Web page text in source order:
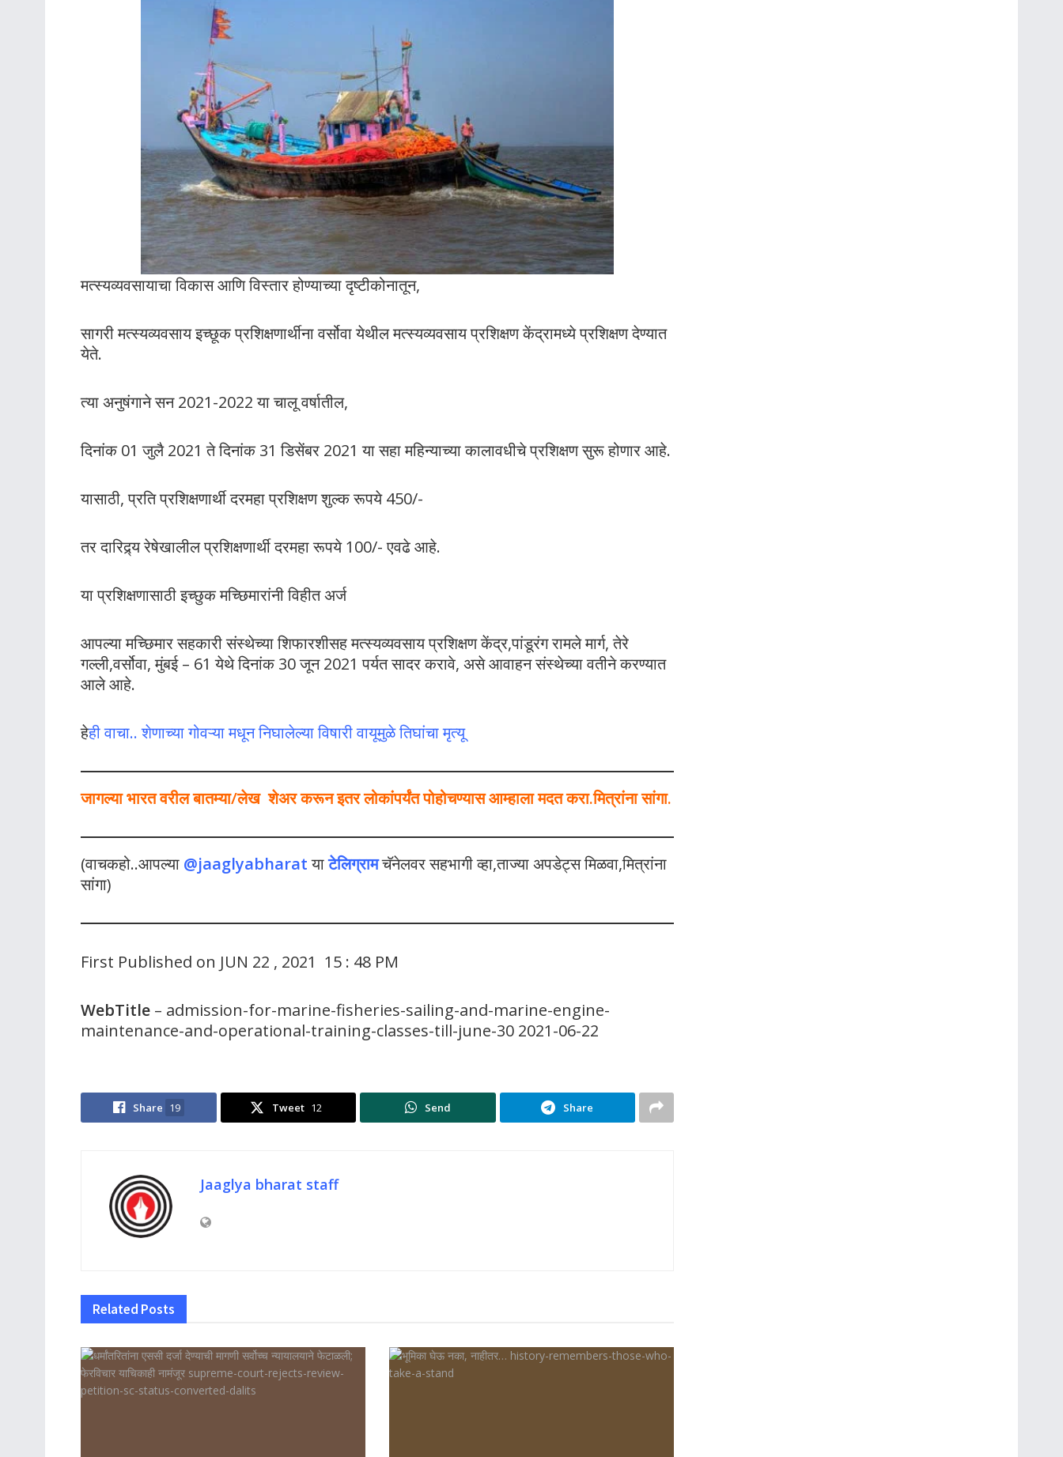
मत्स्यव्यवसायाचा विकास आणि विस्तार होण्याच्या दृष्टीकोनातून,
सागरी मत्स्यव्यवसाय इच्छूक प्रशिक्षणार्थीना वर्सोवा येथील मत्स्यव्यवसाय प्रशिक्षण केंद्रामध्ये प्रशिक्षण देण्यात
येते.
त्या अनुषंगाने सन 2021-2022 या चालू वर्षातील,
दिनांक 01 जुलै 2021 ते दिनांक 31 डिसेंबर 2021 या सहा महिन्याच्या कालावधीचे प्रशिक्षण सुरू होणार आहे.
यासाठी, प्रति प्रशिक्षणार्थी दरमहा प्रशिक्षण शुल्क रूपये 450/-
तर दारिद्र्य रेषेखालील प्रशिक्षणार्थी दरमहा रूपये 100/- एवढे आहे.
या प्रशिक्षणासाठी इच्छुक मच्छिमारांनी विहीत अर्ज
आपल्या मच्छिमार सहकारी संस्थेच्या शिफारशीसह मत्स्यव्यवसाय प्रशिक्षण केंद्र,पांडूरंग रामले मार्ग, तेरे
गल्ली,वर्सोवा, मुंबई – 61 येथे दिनांक 30 जून 2021 पर्यत सादर करावे, असे आवाहन संस्थेच्या वतीने करण्यात
आले आहे.
हेही वाचा.. शेणाच्या गोवऱ्या मधून निघालेल्या विषारी वायूमुळे तिघांचा मृत्यू
जागल्या भारत वरील बातम्या/लेख शेअर करून इतर लोकांपर्यंत पोहोचण्यास आम्हाला मदत करा.मित्रांना सांगा.
(वाचकहो..आपल्या @jaaglyabharat याटेलिग्रामचॅनेलवर सहभागी व्हा,ताज्या अपडेट्स मिळवा,मित्रांना
सांगा)
First Published on JUN 22 , 2021 15 : 48 PM
WebTitle – admission-for-marine-fisheries-sailing-and-marine-engine-
maintenance-and-operational-training-classes-till-june-30 2021-06-22
Share 19 Tweet 12 Send Share
Jaaglya bharat staff
Related Posts